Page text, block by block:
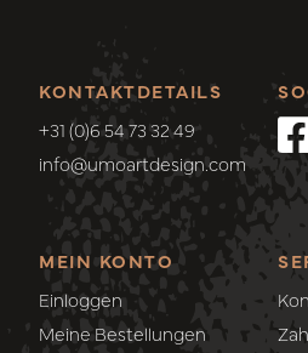
KONTAKTDETAILS
+31 (0)6 54 73 32 49
info@umoartdesign.com
MEIN KONTO
Einloggen
Meine Bestellungen